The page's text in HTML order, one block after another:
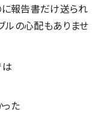
に報告書だけ送られ
ルの心配もありませ
た